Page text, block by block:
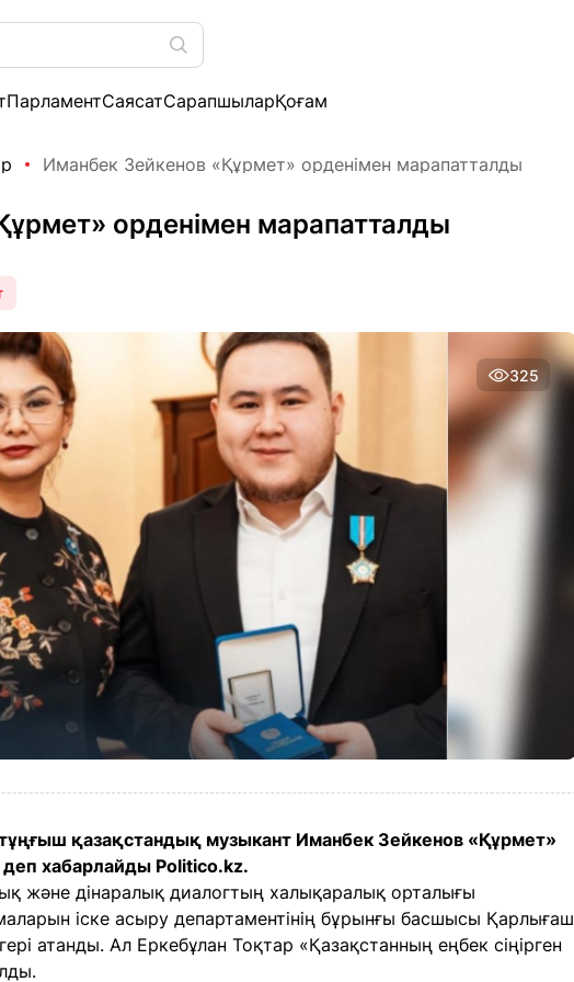
ПарламентСаясатСарапшыларҚоғам
Иманбек Зейкенов «Құрмет» орденімен марапатталды
орденімен марапатталды
325
қазақстандық музыкант Иманбек Зейкенов «Құрмет»
хабарлайды Politico.kz.
және дінаралық диалогтың халықаралық орталығы
іске асыру департаментінің бұрынғы басшысы Қарлығаш
атанды. Ал Еркебұлан Тоқтар «Қазақстанның еңбек сіңірген